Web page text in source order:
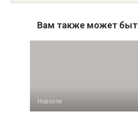
Вам также может
Новости